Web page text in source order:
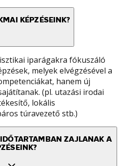
KÉPZÉSEINK?
iparágakra fókuszáló
melyek elvégzésével a
hanem új
(pl. utazási irodai
lokális
túravezető stb.)
ZAJLANAK A